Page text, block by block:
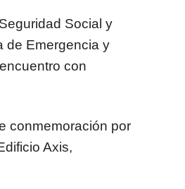
Social y
de Emergencia y
con
conmemoración por
Axis,